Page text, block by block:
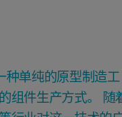
种单纯的原型制造工
组件生产方式。 随